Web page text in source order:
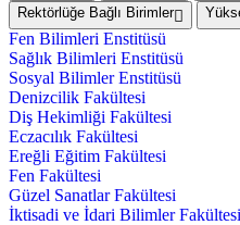
Rektörlüğe Bağlı Birimler
Fen Bilimleri Enstitüsü
Sağlık Bilimleri Enstitüsü
Sosyal Bilimler Enstitüsü
Denizcilik Fakültesi
Diş Hekimliği Fakültesi
Eczacılık Fakültesi
Ereğli Eğitim Fakültesi
Fen Fakültesi
Güzel Sanatlar Fakültesi
İktisadi ve İdari Bilimler Fakültesi